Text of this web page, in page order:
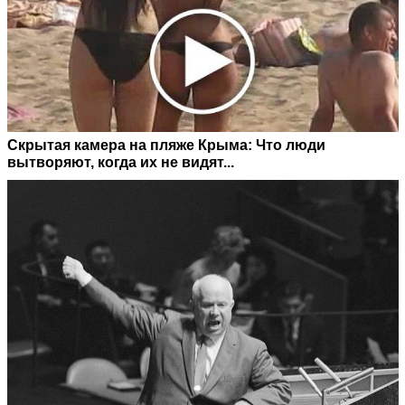
Скрытая камера на пляже Крыма: Что люди
вытворяют, когда их не видят...